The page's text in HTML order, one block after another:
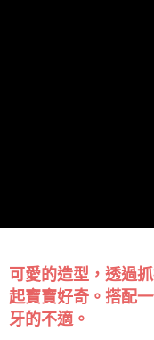
可愛的造型，透過
起寶寶好奇。搭配
牙的不適。